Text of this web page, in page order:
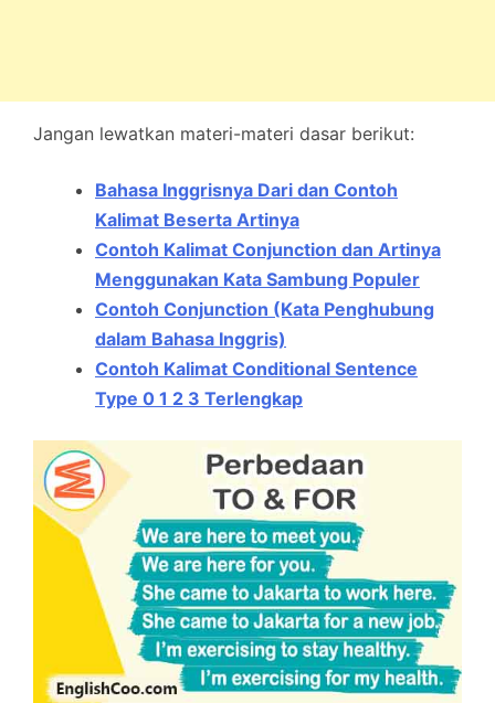
Jangan lewatkan materi-materi dasar berikut:
Bahasa Inggrisnya Dari dan Contoh
Kalimat Beserta Artinya
Contoh Kalimat Conjunction dan Artinya
Menggunakan Kata Sambung Populer
Contoh Conjunction (Kata Penghubung
dalam Bahasa Inggris)
Contoh Kalimat Conditional Sentence
Type 0 1 2 3 Terlengkap